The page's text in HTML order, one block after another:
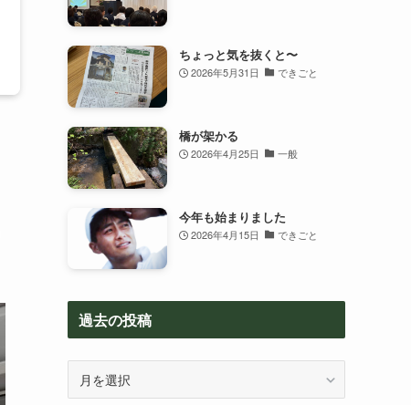
ちょっと気を抜くと〜
2026年5月31日 できごと
橋が架かる
2026年4月25日 一般
今年も始まりました
2026年4月15日 できごと
過去の投稿